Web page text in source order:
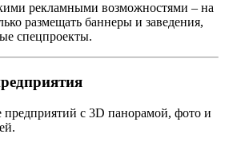
рекламными возможностями – на
размещать баннеры и заведения,
спецпроекты.
предприятий с 3D панорамой, фото и